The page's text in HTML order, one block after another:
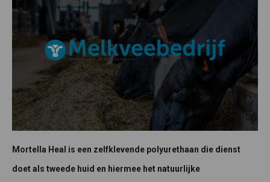
Mortella Heal is een zelfklevende polyurethaan die dienst
doet als tweede huid en hiermee het natuurlijke